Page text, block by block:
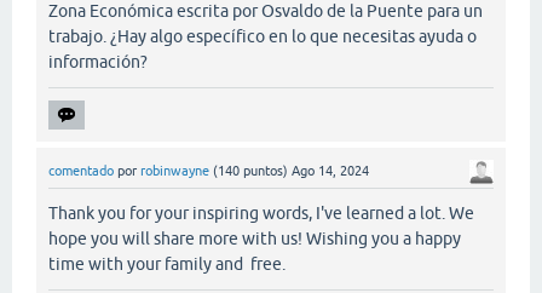
Zona Económica escrita por Osvaldo de la Puente para un
trabajo. ¿Hay algo específico en lo que necesitas ayuda o
información?
comentado por robinwayne (140 puntos) Ago 14, 2024
Thank you for your inspiring words, I've learned a lot. We
hope you will share more with us! Wishing you a happy
time with your family and free.